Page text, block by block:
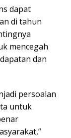
dapat
di tahun
mencegah
dan
persoalan
untuk